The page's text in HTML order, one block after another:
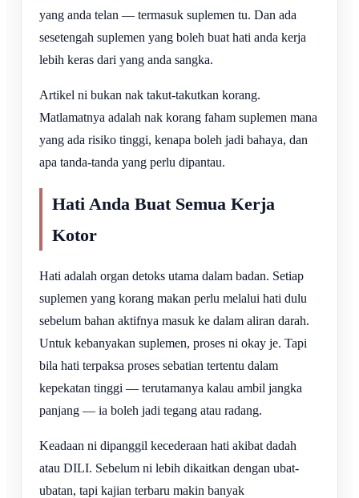
yang anda telan — termasuk suplemen tu. Dan ada
sesetengah suplemen yang boleh buat hati anda kerja
lebih keras dari yang anda sangka.
Artikel ni bukan nak takut-takutkan korang.
Matlamatnya adalah nak korang faham suplemen mana
yang ada risiko tinggi, kenapa boleh jadi bahaya, dan
apa tanda-tanda yang perlu dipantau.
Hati Anda Buat Semua Kerja
Kotor
Hati adalah organ detoks utama dalam badan. Setiap
suplemen yang korang makan perlu melalui hati dulu
sebelum bahan aktifnya masuk ke dalam aliran darah.
Untuk kebanyakan suplemen, proses ni okay je. Tapi
bila hati terpaksa proses sebatian tertentu dalam
kepekatan tinggi — terutamanya kalau ambil jangka
panjang — ia boleh jadi tegang atau radang.
Keadaan ni dipanggil kecederaan hati akibat dadah
atau DILI. Sebelum ni lebih dikaitkan dengan ubat-
ubatan, tapi kajian terbaru makin banyak